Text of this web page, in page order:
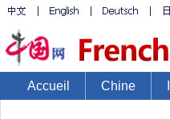
Accueil Chine